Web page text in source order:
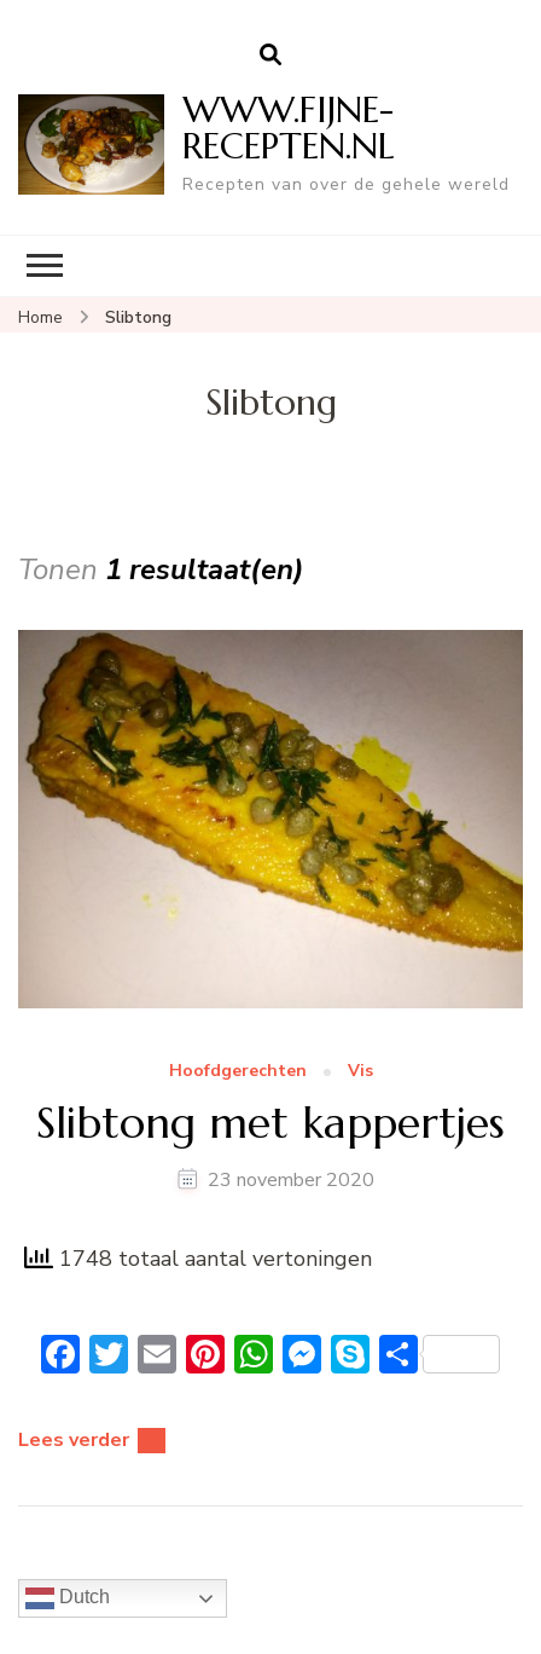
WWW.FIJNE-
RECEPTEN.NL
Recepten van over de gehele wereld
Home Slibtong
Slibtong
Tonen 1 resultaat(en)
Hoofdgerechten Vis
Slibtong met kappertjes
23 november 2020
1748 totaal aantal vertoningen
Facebook
Twitter
EmailPinterest
WhatsApp
Messenger
Skype
Delen
Lees verder
Dutch